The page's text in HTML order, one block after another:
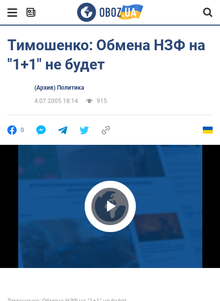
Тимошенко: Обмена НЗФ на
"1+1" не будет
(Архив) Политика
4.07.2005 18:14
915
0
Play Video